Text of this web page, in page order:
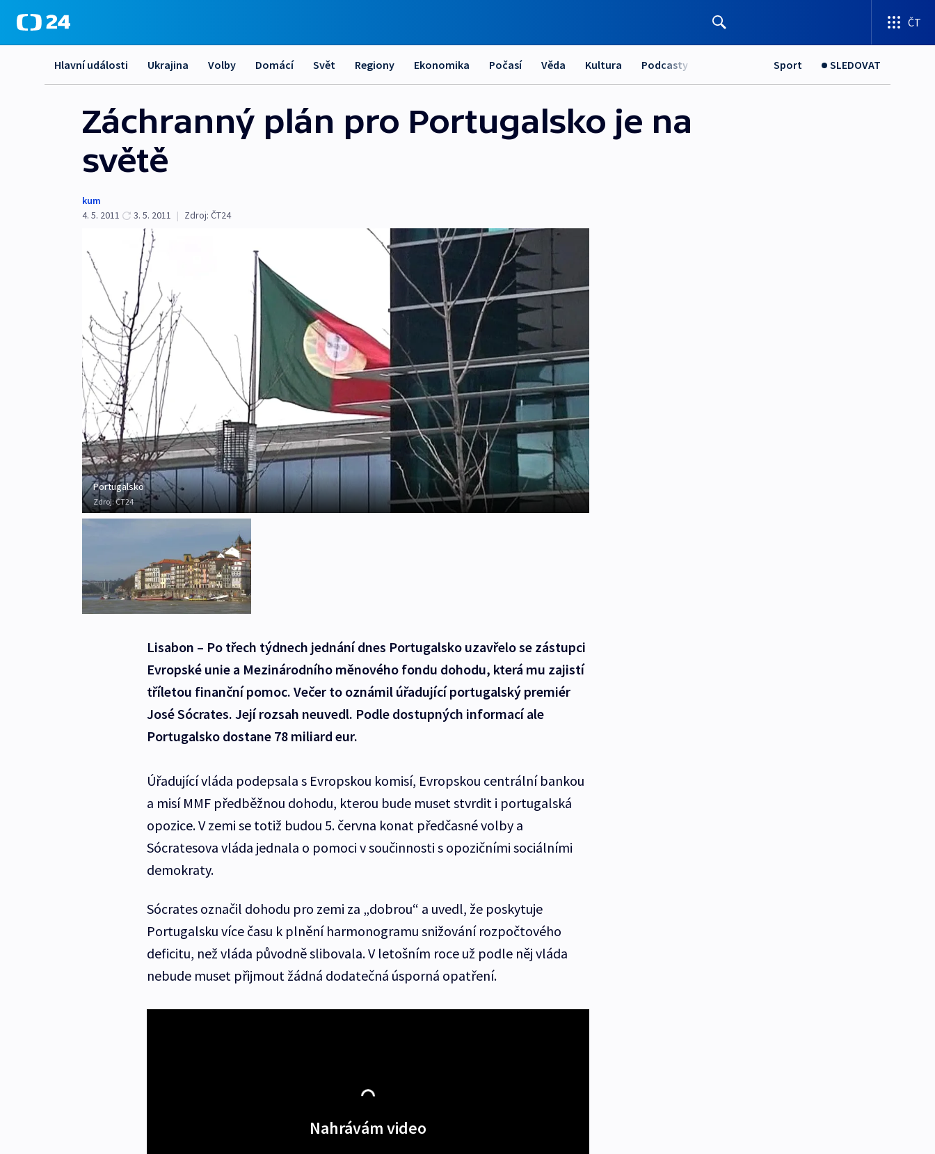
ČT
Hlavní události Ukrajina Volby Domácí Svět Regiony Ekonomika Počasí Věda Kultura Podcasty Sport SLEDOVAT
Záchranný plán pro Portugalsko je na
světě
kum
4. 5. 2011
3. 5. 2011 | Zdroj: ČT24
Portugalsko
Zdroj:ČT24
Lisabon – Po třech týdnech jednání dnes Portugalsko uzavřelo se zástupci
Evropské unie a Mezinárodního měnového fondu dohodu, která mu zajistí
tříletou finanční pomoc. Večer to oznámil úřadující portugalský premiér
José Sócrates. Její rozsah neuvedl. Podle dostupných informací ale
Portugalsko dostane 78 miliard eur.
Úřadující vláda podepsala s Evropskou komisí, Evropskou centrální bankou
a misí MMF předběžnou dohodu, kterou bude muset stvrdit i portugalská
opozice. V zemi se totiž budou 5. června konat předčasné volby a
Sócratesova vláda jednala o pomoci v součinnosti s opozičními sociálními
demokraty.
Sócrates označil dohodu pro zemi za „dobrou“ a uvedl, že poskytuje
Portugalsku více času k plnění harmonogramu snižování rozpočtového
deficitu, než vláda původně slibovala. V letošním roce už podle něj vláda
nebude muset přijmout žádná dodatečná úsporná opatření.
Nahrávám video